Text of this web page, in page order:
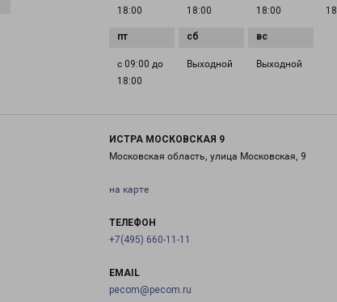
18:00
18:00
18:00
с 09:00 до
18:00
Выходной Выходной
ИСТРА МОСКОВСКАЯ 9
Московская область, улица Московская, 9
на карте
ТЕЛЕФОН
+7(495) 660-11-11
EMAIL
pecom@pecom.ru